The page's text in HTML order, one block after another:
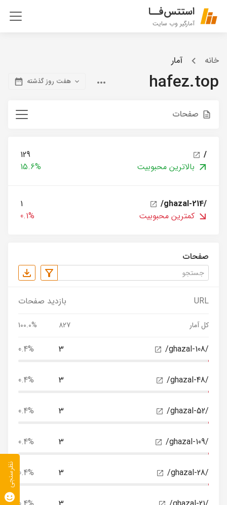
استتس‌فــا
آمارگیر وب سایت
خانه آمار
hafez.top هفت روز گذشته
صفحات
/
129
بالاترین محبوبیت
15.6%
/ghazal-214/
1
کمترین محبوبیت
0.1%
صفحات
URL بازدید صفحات
کل آمار 827
100.0%
/ghazal-108/
3
0.4%
/ghazal-48/
3
0.4%
/ghazal-52/
3
0.4%
/ghazal-109/
3
0.4%
/ghazal-28/
3
0.4% نظرسنجی